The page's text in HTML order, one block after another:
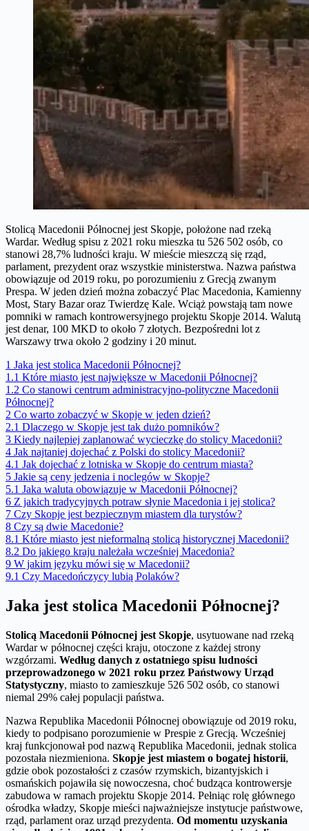
Stolicą Macedonii Północnej jest Skopje, położone nad rzeką
Wardar. Według spisu z 2021 roku mieszka tu 526 502 osób, co
stanowi 28,7% ludności kraju. W mieście mieszczą się rząd,
parlament, prezydent oraz wszystkie ministerstwa. Nazwa państwa
obowiązuje od 2019 roku, po porozumieniu z Grecją zwanym
Prespa. W jeden dzień można zobaczyć Plac Macedonia, Kamienny
Most, Stary Bazar oraz Twierdzę Kale. Wciąż powstają tam nowe
pomniki w ramach kontrowersyjnego projektu Skopje 2014. Walutą
jest denar, 100 MKD to około 7 złotych. Bezpośredni lot z
Warszawy trwa około 2 godziny i 20 minut.
1 Jaka jest stolica Macedonii Północnej?
1.1 Które miasto jest największe w Macedonii Północnej?
1.2 Co stanowi centrum administracyjno-polityczne Macedonii
Północnej?
2 Co warto zobaczyć w Skopje w jeden dzień?
2.1 Dlaczego w Skopje jest tak dużo pomników?
3 Kiedy najlepiej zaplanować wycieczkę do stolicy Macedonii?
4 Jak najtaniej dojechać z Polski do stolicy Macedonii?
4.1 Jak dojechać z lotniska w Skopje do centrum miasta?
5 Jakie są ceny jedzenia i noclegów w Skopje?
5.1 Jaka waluta obowiązuje w Macedonii Północnej?
6 Z jakich tradycyjnych potraw słynie Macedonia i jej stolica?
7 Czy Skopje jest bezpiecznym miastem dla turystów?
8 Czy są dwie Macedonie?
8.1 Które miasto jest nieformalną stolicą historycznej Macedonii?
8.2 Do jakiego kraju należała wcześniej Macedonia?
9 W jakim języku mówi się w Macedonii?
9.1 Czy Macedończycy lubią Polaków?
Jaka jest stolica Macedonii Północnej?
Stolicą Macedonii Północnej jest Skopje, usytuowane nad rzeką
Wardar w północnej części kraju, otoczone z każdej strony
wzgórzami. Według danych z ostatniego spisu ludności
przeprowadzonego w 2021 roku przez Państwowy Urząd
Statystyczny, miasto to zamieszkuje 526 502 osób, co stanowi
niemal 29% całej populacji państwa.
Nazwa Republika Macedonii Północnej obowiązuje od 2019 roku,
kiedy to podpisano porozumienie w Prespie z Grecją. Wcześniej
kraj funkcjonował pod nazwą Republika Macedonii, jednak stolica
pozostała niezmieniona. Skopje jest miastem o bogatej historii,
gdzie obok pozostałości z czasów rzymskich, bizantyjskich i
osmańskich pojawiła się nowoczesna, choć budząca kontrowersje
zabudowa w ramach projektu Skopje 2014. Pełniąc rolę głównego
ośrodka władzy, Skopje mieści najważniejsze instytucje państwowe,
rząd, parlament oraz urząd prezydenta. Od momentu uzyskania